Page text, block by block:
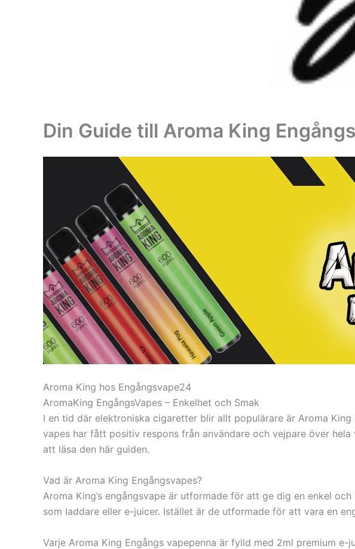
Din Guide till Aroma King
Aroma King hos Engångsvape24
AromaKing EngångsVapes – Enkelhet och Smak
I en tid där elektroniska cigaretter blir allt populärare är Aroma
vapes har fått positiv respons från användare och vejpare över
att läsa den här guiden.
Vad är Aroma King Engångsvapes?
Aroma King’s engångsvape är utformade för att ge dig en enkel
som laddare eller e-juicer. Istället är de utformade för att vara en
Varje Aroma King Engångs vapepenna är fylld med 2ml premium